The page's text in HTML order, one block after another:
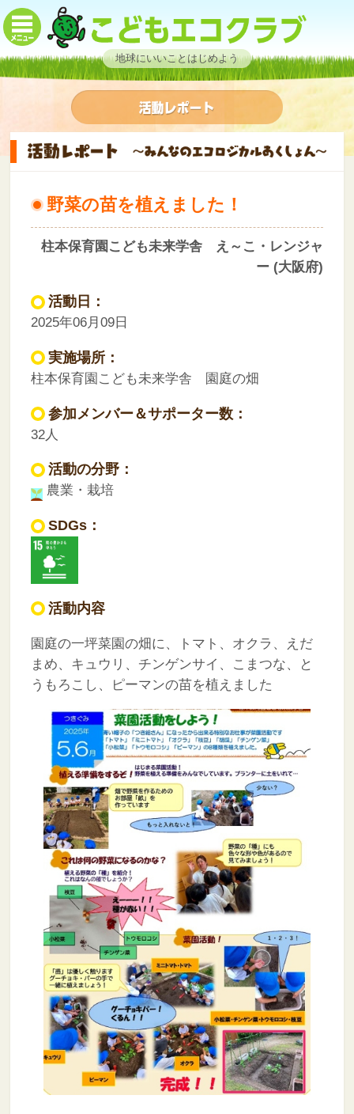
地球にいいことはじめよう
野菜の苗を植えました！
柱本保育園こども未来学舎 え～こ・レンジャ
ー (大阪府)
活動日：
2025年06月09日
実施場所：
柱本保育園こども未来学舎 園庭の畑
参加メンバー＆サポーター数：
32人
活動の分野：
農業・栽培
SDGs：
活動内容
園庭の一坪菜園の畑に、トマト、オクラ、えだ
まめ、キュウリ、チンゲンサイ、こまつな、と
うもろこし、ピーマンの苗を植えました